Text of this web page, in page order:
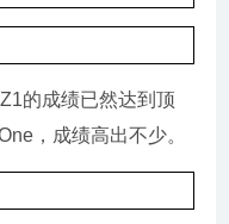
的成绩已然达到顶
，成绩高出不少。